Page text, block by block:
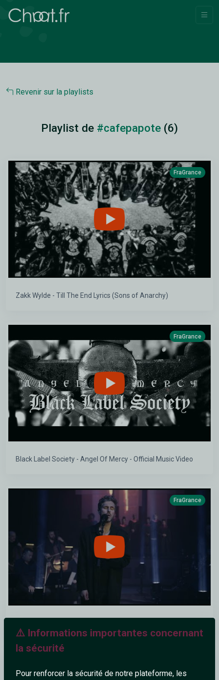
⚠️ Informations importantes concernant
la sécurité
Pour renforcer la sécurité de notre plateforme, les
Revenir sur la playlists
Playlist de #cafepapote (6)
FraGrance
Zakk Wylde - Till The End Lyrics (Sons of Anarchy)
FraGrance
Black Label Society - Angel Of Mercy - Official Music Video
FraGrance